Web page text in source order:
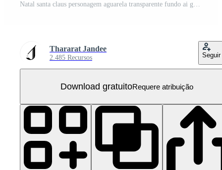
Natal santa claus personagem aguarela transparente fundo ai generativo PNG Grátis
Thararat Jandee
2.485 Recursos Seguir
Download gratuitoRequere atribuição